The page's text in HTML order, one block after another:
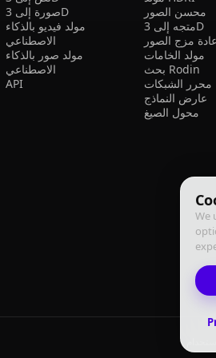
We
صورة إلى 3D
مولد فيديو بالذكاء
الاصطناعي
مولد صور بالذكاء
الاصطناعي
API
محسن الصور
متجه إلى 3D
مزج الصور
مولد الخامات
بحث Rodin
محرر الشبكات
عارض النماذج
محول الصيغ